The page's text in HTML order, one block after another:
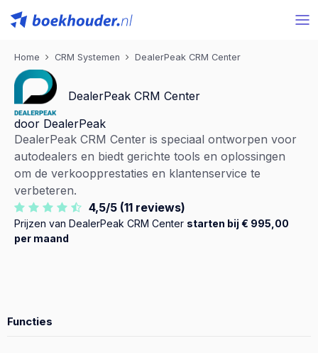
Home CRM Systemen DealerPeak CRM Center
DealerPeak CRM Center
door DealerPeak
DealerPeak CRM Center is speciaal ontworpen voor
autodealers en biedt gerichte tools en oplossingen
om de verkoopprestaties en klantenservice te
verbeteren.
4,5/5 (11 reviews)
Prijzen van DealerPeak CRM Center starten bij € 995,00
per maand
Functies